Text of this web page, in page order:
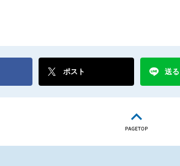
ポスト 送る